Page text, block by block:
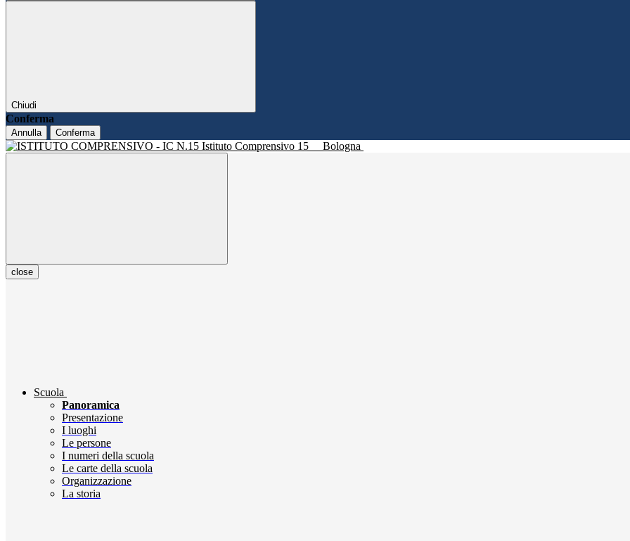
Chiudi
Conferma
Annulla Conferma
Istituto Comprensivo 15 Bologna
close
Scuola
Panoramica
Presentazione
I luoghi
Le persone
I numeri della scuola
Le carte della scuola
Organizzazione
La storia